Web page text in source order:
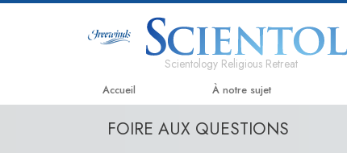
Scientology Religious Retreat
Accueil À notre sujet
FOIRE AUX QUESTIONS